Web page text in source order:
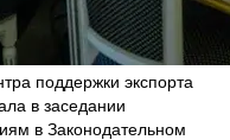
поддержки экспорта
в заседании
в Законодательном